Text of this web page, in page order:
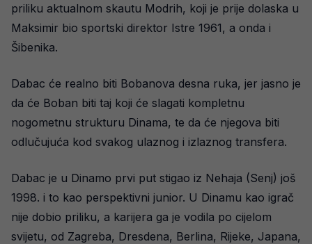
priliku aktualnom skautu Modrih, koji je prije dolaska u
Maksimir bio sportski direktor Istre 1961, a onda i
Šibenika.
Dabac će realno biti Bobanova desna ruka, jer jasno je
da će Boban biti taj koji će slagati kompletnu
nogometnu strukturu Dinama, te da će njegova biti
odlučujuća kod svakog ulaznog i izlaznog transfera.
Dabac je u Dinamo prvi put stigao iz Nehaja (Senj) još
1998. i to kao perspektivni junior. U Dinamu kao igrač
nije dobio priliku, a karijera ga je vodila po cijelom
svijetu, od Zagreba, Dresdena, Berlina, Rijeke, Japana,